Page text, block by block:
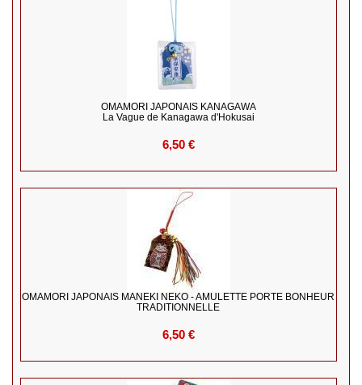
OMAMORI JAPONAIS KANAGAWA
La Vague de Kanagawa d'Hokusai
6,50 €
OMAMORI JAPONAIS MANEKI NEKO - AMULETTE PORTE BONHEUR
TRADITIONNELLE
6,50 €